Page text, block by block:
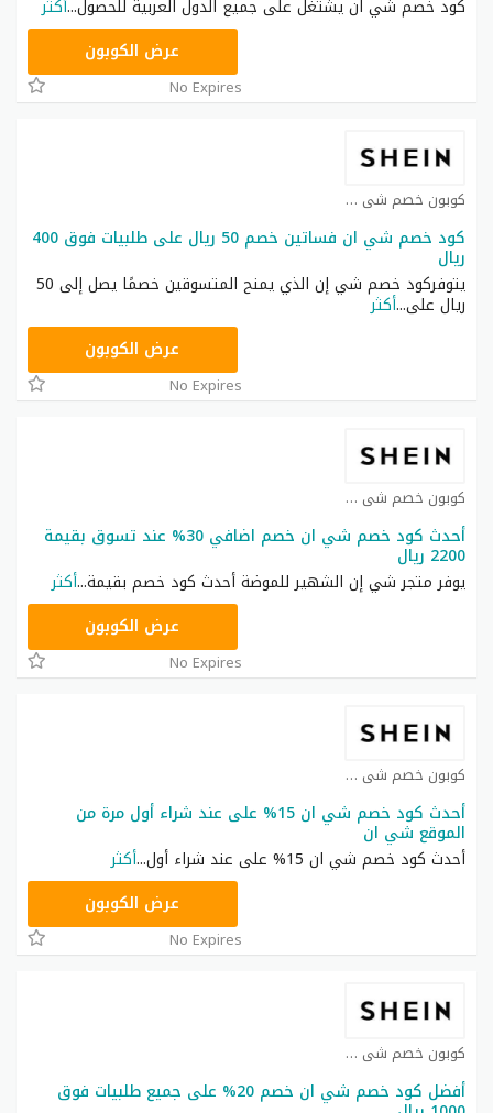
كود خصم شي ان يشتغل على جميع الدول العربية للحصول...أكثر
عرض الكوبون
No Expires
كوبون خصم شي ان كوبون
كود خصم شي ان فساتين خصم 50 ريال على طلبيات فوق 400
ريال
يتوفركود خصم شي إن الذي يمنح المتسوقين خصمًا يصل إلى 50
ريال على...أكثر
عرض الكوبون
No Expires
كوبون خصم شي ان كوبون
أحدث كود خصم شي ان خصم اضافي 30% عند تسوق بقيمة
2200 ريال
يوفر متجر شي إن الشهير للموضة أحدث كود خصم بقيمة...أكثر
عرض الكوبون
No Expires
كوبون خصم شي ان كوبون
أحدث كود خصم شي ان 15% على عند شراء أول مرة من
الموقع شي ان
أحدث كود خصم شي ان 15% على عند شراء أول
...أكثر
عرض الكوبون
No Expires
كوبون خصم شي ان كوبون
أفضل كود خصم شي ان خصم 20% على جميع طلبيات فوق